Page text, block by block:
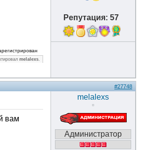
Репутация: 57
9
melalexs.
#27748
вам
melalexs
Администратор